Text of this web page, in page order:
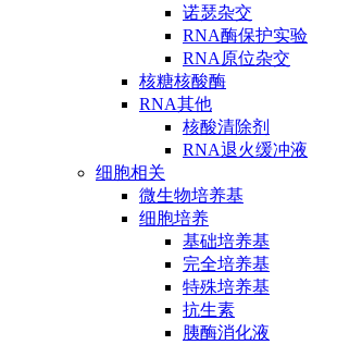
诺瑟杂交
RNA酶保护实验
RNA原位杂交
核糖核酸酶
RNA其他
核酸清除剂
RNA退火缓冲液
细胞相关
微生物培养基
细胞培养
基础培养基
完全培养基
特殊培养基
抗生素
胰酶消化液